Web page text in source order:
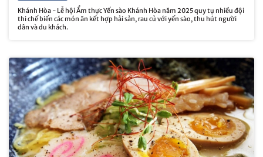
Khánh Hòa - Lễ hội Ẩm thực Yến sào Khánh Hòa năm 2025 quy tụ nhiều đội
thi chế biến các món ăn kết hợp hải sản, rau củ với yến sào, thu hút người
dân và du khách.